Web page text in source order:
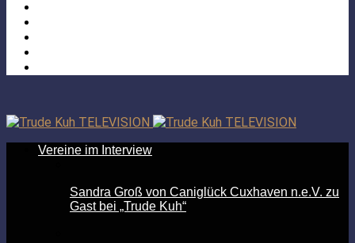
Vereine im Interview
Sandra Groß von Caniglück Cuxhaven n.e.V. zu
Gast bei „Trude Kuh“